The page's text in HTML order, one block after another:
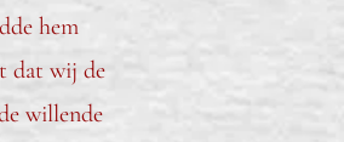
hem
dat wij de
willende